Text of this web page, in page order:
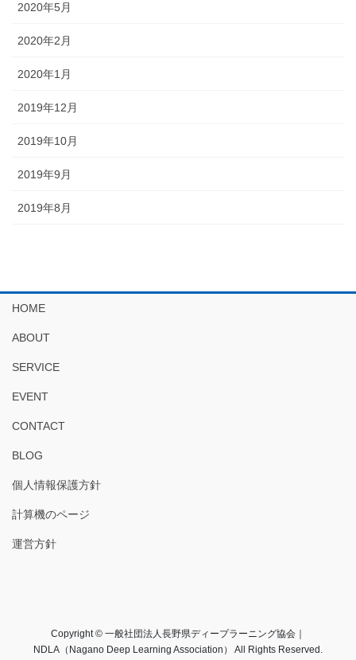
2020年5月
2020年2月
2020年1月
2019年12月
2019年10月
2019年9月
2019年8月
HOME
ABOUT
SERVICE
EVENT
CONTACT
BLOG
個人情報保護方針
計算機のページ
運営方針
Copyright © 一般社団法人長野県ディープラーニング協会｜
NDLA（Nagano Deep Learning Association） All Rights Reserved.